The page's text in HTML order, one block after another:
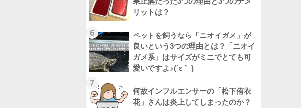
リットは？
6
ペットを飼うなら「ニオイガメ」が
良いという3つの理由とは？「ニオイ
ガメ系」はサイズがミニでとても可
愛いですよ♪(´ε｀ )
7
何故インフルエンサーの「松下侑衣
花」さんは炎上してしまったのか？